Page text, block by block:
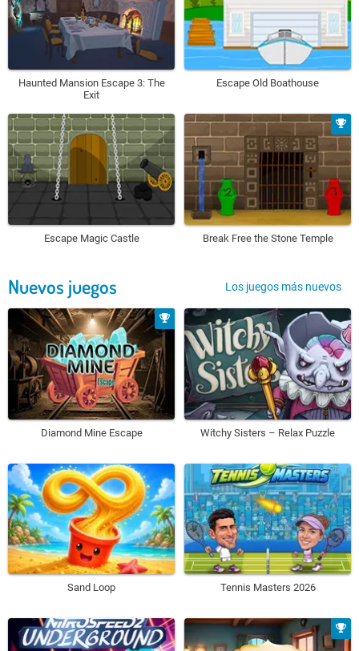
Haunted Mansion Escape 3: The
Exit
Escape Old Boathouse
Escape Magic Castle Break Free the Stone Temple
Nuevos juegos Los juegos más nuevos
Diamond Mine Escape Witchy Sisters – Relax Puzzle
Sand Loop Tennis Masters 2026